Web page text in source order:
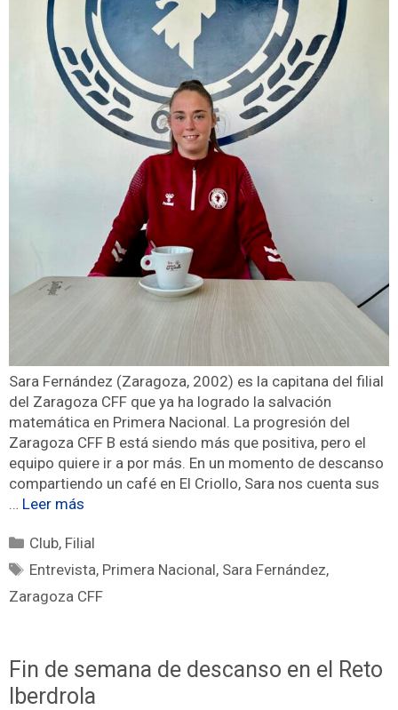
Sara Fernández (Zaragoza, 2002) es la capitana del filial
del Zaragoza CFF que ya ha logrado la salvación
matemática en Primera Nacional. La progresión del
Zaragoza CFF B está siendo más que positiva, pero el
equipo quiere ir a por más. En un momento de descanso
compartiendo un café en El Criollo, Sara nos cuenta sus
… Leer más
Club, Filial
Entrevista, Primera Nacional, Sara Fernández,
Zaragoza CFF
Fin de semana de descanso en el Reto
Iberdrola